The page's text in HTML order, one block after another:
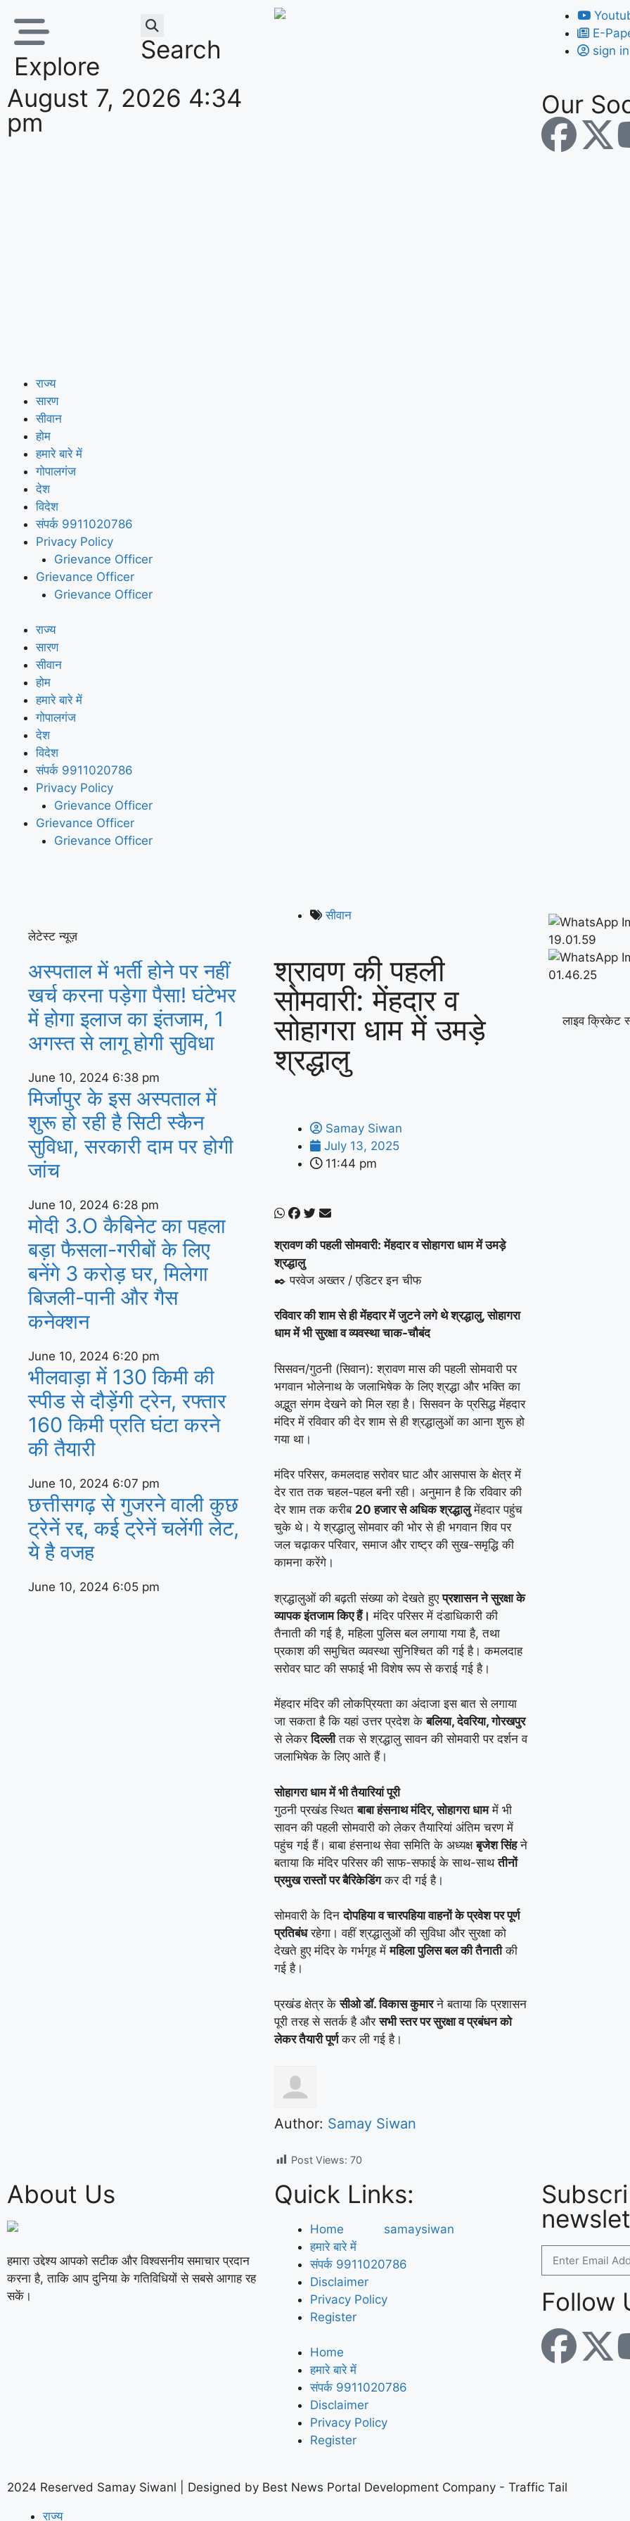
Explore
Search
August 7, 2026 4:34
pm
E-
sign in
Our
राज्य
सारण
सीवान
होम
हमारे बारे में
गोपालगंज
देश
विदेश
संपर्क 9911020786
Privacy Policy
Grievance Officer
Grievance Officer
Grievance Officer
राज्य
सारण
सीवान
होम
हमारे बारे में
गोपालगंज
देश
विदेश
संपर्क 9911020786
Privacy Policy
Grievance Officer
Grievance Officer
Grievance Officer
लेटेस्ट न्यूज़
अस्‍पताल में भर्ती होने पर नहीं
खर्च करना पड़ेगा पैसा! घंटेभर
में होगा इलाज का इंतजाम, 1
अगस्‍त से लागू होगी सुविधा
June 10, 2024 6:38 pm
मिर्जापुर के इस अस्पताल में
शुरू हो रही है सिटी स्कैन
सुविधा, सरकारी दाम पर होगी
जांच
June 10, 2024 6:28 pm
मोदी 3.O कैबिनेट का पहला
बड़ा फैसला-गरीबों के ल‍िए
बनेंगे 3 करोड़ घर, म‍िलेगा
बिजली-पानी और गैस
कनेक्‍शन
June 10, 2024 6:20 pm
भीलवाड़ा में 130 किमी की
स्पीड से दौड़ेंगी ट्रेन, रफ्तार
160 किमी प्रति घंटा करने
की तैयारी
June 10, 2024 6:07 pm
छत्तीसगढ़ से गुजरने वाली कुछ
ट्रेनें रद्द, कई ट्रेनें चलेंगी लेट,
ये है वजह
June 10, 2024 6:05 pm
सीवान
श्रावण की पहली
सोमवारी: मेंहदार व
सोहागरा धाम में उमड़े
श्रद्धालु
Samay Siwan
July 13, 2025
11:44 pm
श्रावण की पहली सोमवारी: मेंहदार व सोहागरा धाम में उमड़े
श्रद्धालु
✒️ परवेज अख्तर / एडिटर इन चीफ
रविवार की शाम से ही मेंहदार में जुटने लगे थे श्रद्धालु, सोहागरा
धाम में भी सुरक्षा व व्यवस्था चाक-चौबंद
सिसवन/गुठनी (सिवान): श्रावण मास की पहली सोमवारी पर
भगवान भोलेनाथ के जलाभिषेक के लिए श्रद्धा और भक्ति का
अद्भुत संगम देखने को मिल रहा है। सिसवन के प्रसिद्ध मेंहदार
मंदिर में रविवार की देर शाम से ही श्रद्धालुओं का आना शुरू हो
गया था।
मंदिर परिसर, कमलदाह सरोवर घाट और आसपास के क्षेत्र में
देर रात तक चहल-पहल बनी रही। अनुमान है कि रविवार की
देर शाम तक करीब 20 हजार से अधिक श्रद्धालुमेंहदार पहुंच
चुके थे। ये श्रद्धालु सोमवार की भोर से ही भगवान शिव पर
जल चढ़ाकर परिवार, समाज और राष्ट्र की सुख-समृद्धि की
कामना करेंगे।
श्रद्धालुओं की बढ़ती संख्या को देखते हुएप्रशासन ने सुरक्षा के
व्यापक इंतजाम किए हैं। मंदिर परिसर में दंडाधिकारी की
तैनाती की गई है, महिला पुलिस बल लगाया गया है, तथा
प्रकाश की समुचित व्यवस्था सुनिश्चित की गई है। कमलदाह
सरोवर घाट की सफाई भी विशेष रूप से कराई गई है।
मेंहदार मंदिर की लोकप्रियता का अंदाजा इस बात से लगाया
जा सकता है कि यहां उत्तर प्रदेश केबलिया, देवरिया, गोरखपुर
से लेकरदिल्लीतक से श्रद्धालु सावन की सोमवारी पर दर्शन व
जलाभिषेक के लिए आते हैं।
सोहागरा धाम में भी तैयारियां पूरी
गुठनी प्रखंड स्थितबाबा हंसनाथ मंदिर, सोहागरा धाममें भी
सावन की पहली सोमवारी को लेकर तैयारियां अंतिम चरण में
पहुंच गई हैं। बाबा हंसनाथ सेवा समिति के अध्यक्षबृजेश सिंहने
बताया कि मंदिर परिसर की साफ-सफाई के साथ-साथतीनों
प्रमुख रास्तों पर बैरिकेडिंगकर दी गई है।
सोमवारी के दिनदोपहिया व चारपहिया वाहनों के प्रवेश पर पूर्ण
प्रतिबंधरहेगा। वहीं श्रद्धालुओं की सुविधा और सुरक्षा को
देखते हुए मंदिर के गर्भगृह मेंमहिला पुलिस बल की तैनातीकी
गई है।
प्रखंड क्षेत्र केसीओ डॉ. विकास कुमारने बताया कि प्रशासन
पूरी तरह से सतर्क है औरसभी स्तर पर सुरक्षा व प्रबंधन को
लेकर तैयारी पूर्णकर ली गई है।
Author: Samay Siwan
Post Views: 70
लाइव क्रिकेट
About Us
हमारा उद्देश्य आपको सटीक और विश्वसनीय समाचार प्रदान
करना है, ताकि आप दुनिया के गतिविधियों से सबसे आगाह रह
सकें।
Quick Links:
Home
हमारे बारे में
संपर्क 9911020786
Disclaimer
Privacy Policy
Register
Home
हमारे बारे में
संपर्क 9911020786
Disclaimer
Privacy Policy
Register
Follow
2024 Reserved Samay Siwanl | Designed by Best News Portal Development Company - Traffic Tail
राज्य